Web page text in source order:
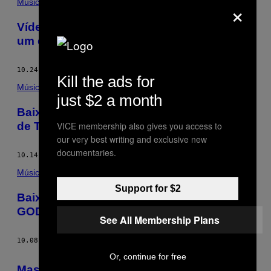
Vídeo: “Que Esse Grito Não Seja em Vão”,
um doc sobre o Cólera
10.24.13
Música
Baixe “Um Mundo Flutuante”, novo disco
de Tiago Frúgoli
10.14.13 BYPAULO MARCONDES
Música
Baixe “Hoje”, Novo Disco do Duo
GOD∆S∆DOG
10.08.13
×
Kill the ads for
just $2 a month
VICE membership also gives you access to
our very best writing and exclusive new
documentaries.
Support for $2
See All Membership Plans
Or, continue for free